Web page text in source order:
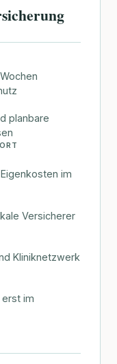
planbare
im
Versicherer
Kliniknetzwerk
im